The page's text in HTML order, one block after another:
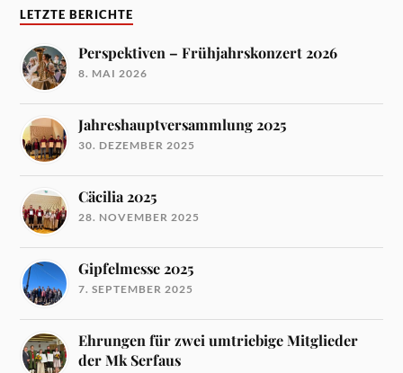
LETZTE BERICHTE
Perspektiven – Frühjahrskonzert 2026
8. MAI 2026
Jahreshauptversammlung 2025
30. DEZEMBER 2025
Cäcilia 2025
28. NOVEMBER 2025
Gipfelmesse 2025
7. SEPTEMBER 2025
Ehrungen für zwei umtriebige Mitglieder
der Mk Serfaus